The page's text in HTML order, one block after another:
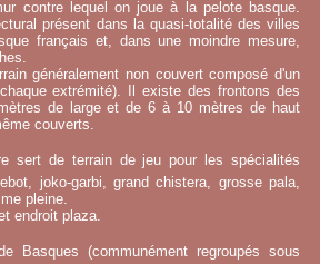
contre lequel on joue à la pelote basque.
présent dans la quasi-totalité des villes
français et, dans une moindre mesure,
généralement non couvert composé d'un
extrémité). Il existe des frontons des
de large et de 6 à 10 mètres de haut
couverts.
sert de terrain de jeu pour les spécialités
joko-garbi, grand chistera, grosse pala,
pleine.
endroit plaza.
Basques (communément regroupés sous